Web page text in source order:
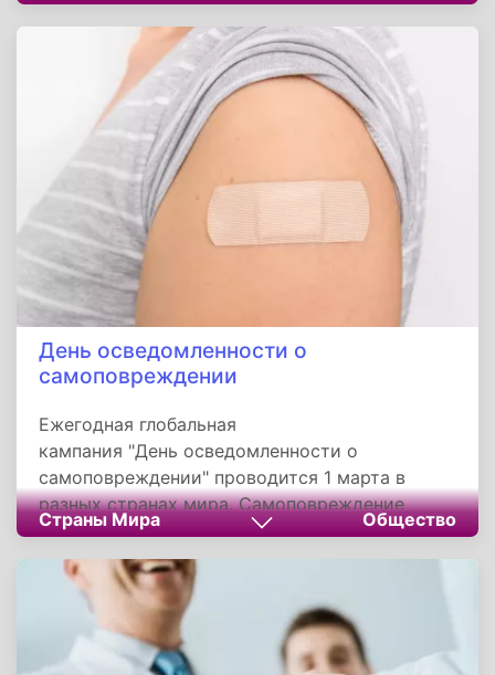
закрепилось за первым мартовским днем. В
этот день наши предки придерживались
определенных традиций.
День осведомленности о
самоповреждении
Ежегодная глобальная
кампания "День осведомленности о
самоповреждении" проводится 1 марта в
разных странах мира. Самоповреждение
рассматривается как симптом психического
расстройства. Наиболее распространенными
формами самоповреждения являются порезы
и царапины, реже встречаются удары, ожоги,
вырывание волос и раздирание ран.
Страны Мира Общество